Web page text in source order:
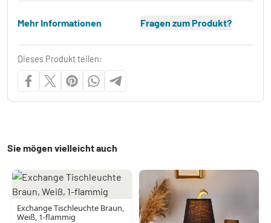
Mehr Informationen Fragen zum Produkt?
Dieses Produkt teilen:
Sie mögen vielleicht auch
Exchange Tischleuchte Braun,
Weiß, 1-flammig